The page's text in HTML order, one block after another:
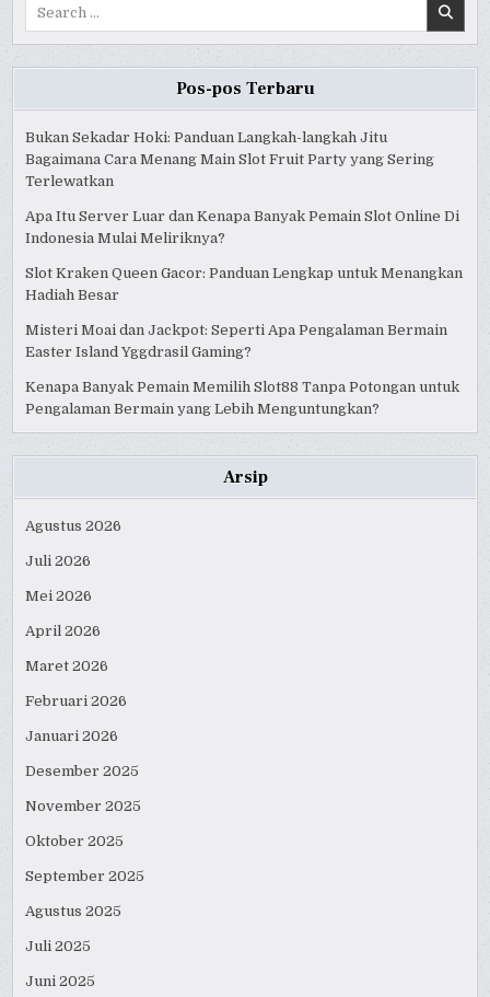
Pos-pos Terbaru
Bukan Sekadar Hoki: Panduan Langkah-langkah Jitu
Bagaimana Cara Menang Main Slot Fruit Party yang Sering
Terlewatkan
Apa Itu Server Luar dan Kenapa Banyak Pemain Slot Online Di
Indonesia Mulai Meliriknya?
Slot Kraken Queen Gacor: Panduan Lengkap untuk Menangkan
Hadiah Besar
Misteri Moai dan Jackpot: Seperti Apa Pengalaman Bermain
Easter Island Yggdrasil Gaming?
Kenapa Banyak Pemain Memilih Slot88 Tanpa Potongan untuk
Pengalaman Bermain yang Lebih Menguntungkan?
Arsip
Agustus 2026
Juli 2026
Mei 2026
April 2026
Maret 2026
Februari 2026
Januari 2026
Desember 2025
November 2025
Oktober 2025
September 2025
Agustus 2025
Juli 2025
Juni 2025